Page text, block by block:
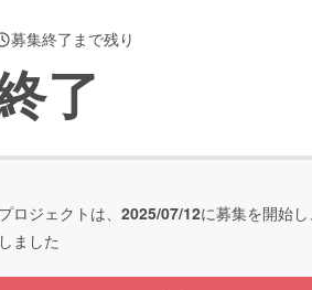
募集終了まで残り
了
ロジェクトは、 2025/07/12に募集を開始し
ました